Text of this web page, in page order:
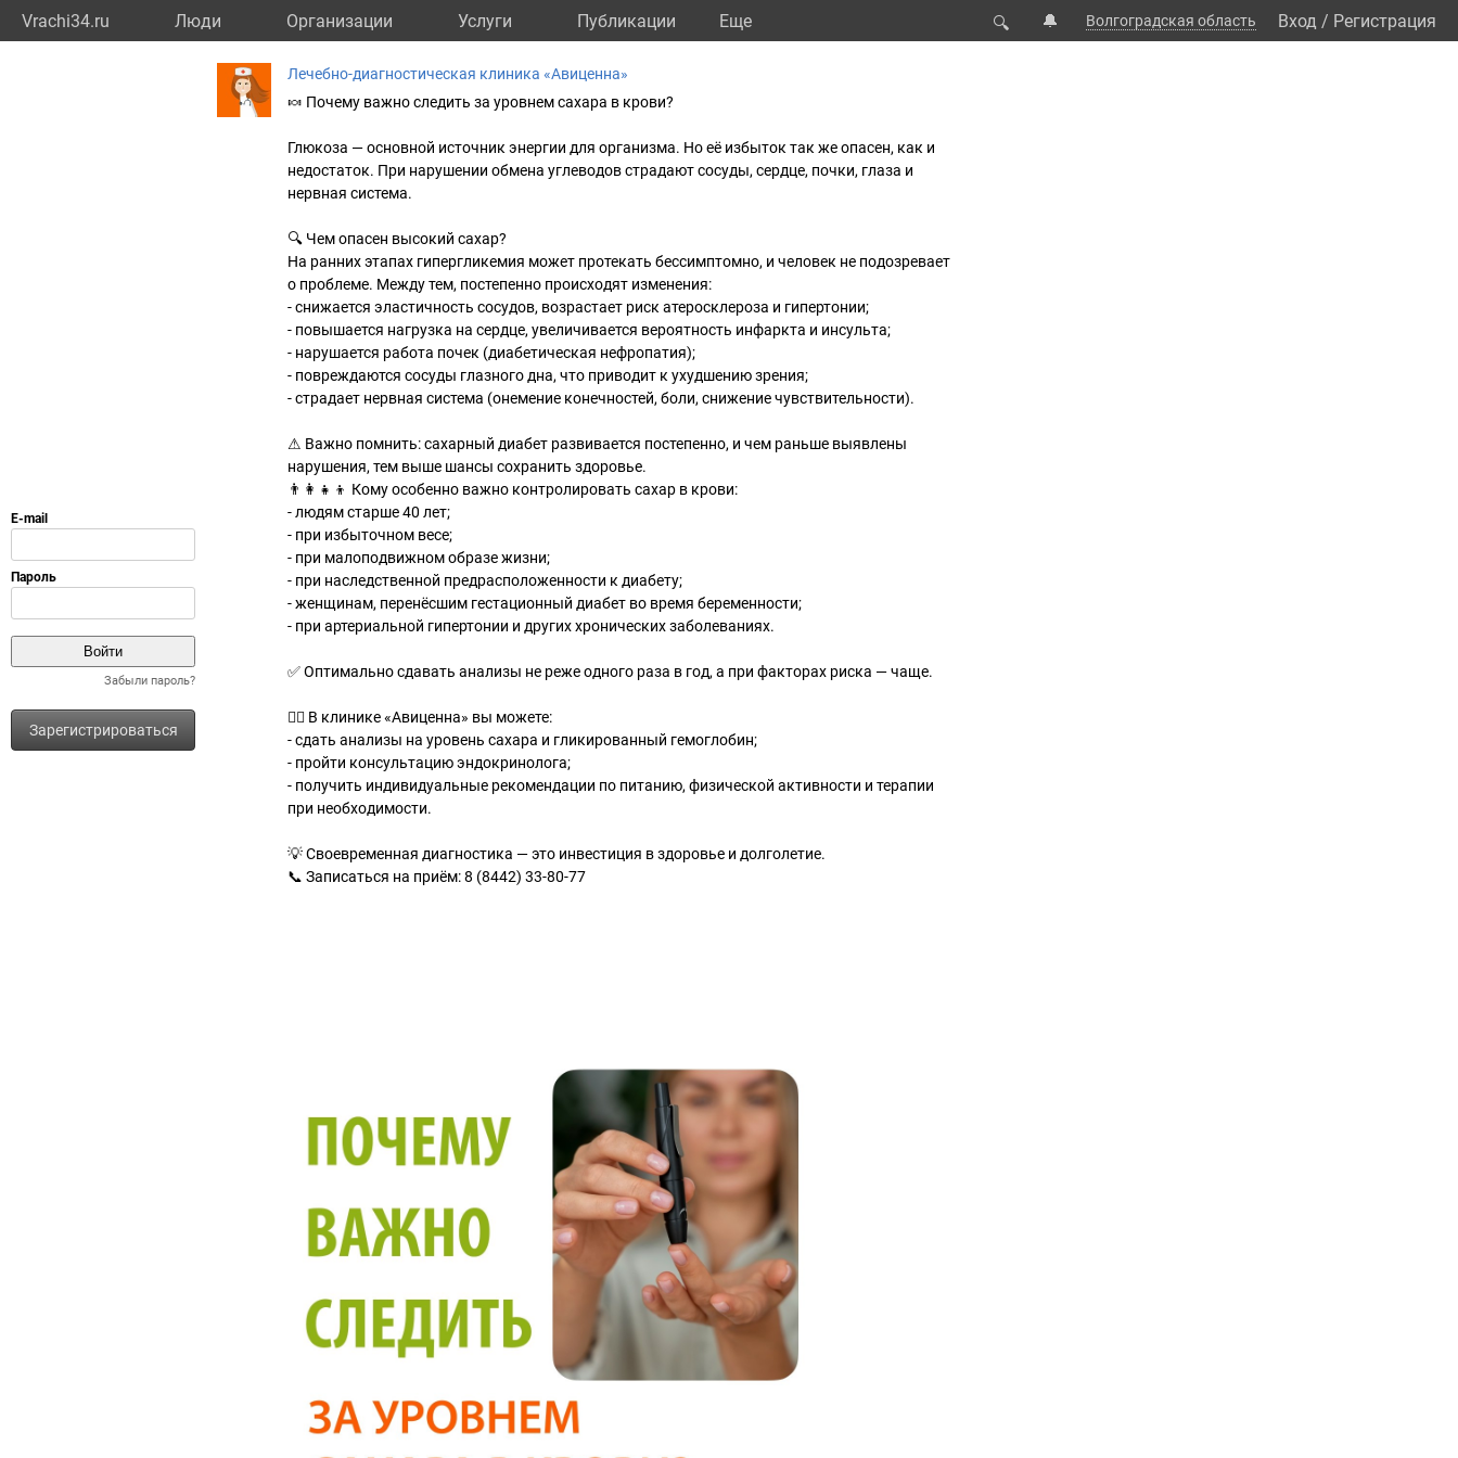
Vrachi34.ru Люди Организации Услуги Публикации Eще 🔍 🔔 Волгоградская область Вход / Регистрация
Забыли пароль?
Зарегистрироваться
Лечебно-диагностическая клиника «Авиценна»
🍬 Почему важно следить за уровнем сахара в крови?
Глюкоза — основной источник энергии для организма. Но её избыток так же опасен, как и
недостаток. При нарушении обмена углеводов страдают сосуды, сердце, почки, глаза и
нервная система.
🔍 Чем опасен высокий сахар?
На ранних этапах гипергликемия может протекать бессимптомно, и человек не подозревает
о проблеме. Между тем, постепенно происходят изменения:
- снижается эластичность сосудов, возрастает риск атеросклероза и гипертонии;
- повышается нагрузка на сердце, увеличивается вероятность инфаркта и инсульта;
- нарушается работа почек (диабетическая нефропатия);
- повреждаются сосуды глазного дна, что приводит к ухудшению зрения;
- страдает нервная система (онемение конечностей, боли, снижение чувствительности).
⚠ Важно помнить: сахарный диабет развивается постепенно, и чем раньше выявлены
нарушения, тем выше шансы сохранить здоровье.
👨‍👩‍👧‍👦 Кому особенно важно контролировать сахар в крови:
- людям старше 40 лет;
- при избыточном весе;
- при малоподвижном образе жизни;
- при наследственной предрасположенности к диабету;
- женщинам, перенёсшим гестационный диабет во время беременности;
- при артериальной гипертонии и других хронических заболеваниях.
✅ Оптимально сдавать анализы не реже одного раза в год, а при факторах риска — чаще.
👩‍⚕ В клинике «Авиценна» вы можете:
- сдать анализы на уровень сахара и гликированный гемоглобин;
- пройти консультацию эндокринолога;
- получить индивидуальные рекомендации по питанию, физической активности и терапии
при необходимости.
💡 Своевременная диагностика — это инвестиция в здоровье и долголетие.
📞 Записаться на приём: 8 (8442) 33-80-77